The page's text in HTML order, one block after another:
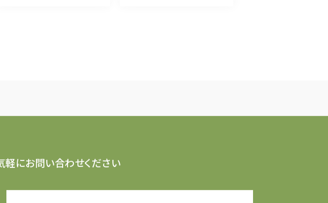
軽にお問い合わせください